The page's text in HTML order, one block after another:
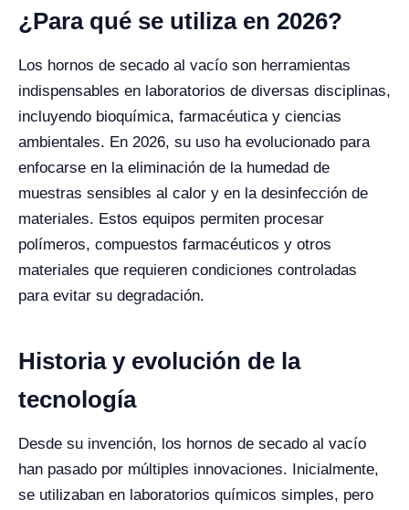
¿Para qué se utiliza en 2026?
Los hornos de secado al vacío son herramientas
indispensables en laboratorios de diversas disciplinas,
incluyendo bioquímica, farmacéutica y ciencias
ambientales. En 2026, su uso ha evolucionado para
enfocarse en la eliminación de la humedad de
muestras sensibles al calor y en la desinfección de
materiales. Estos equipos permiten procesar
polímeros, compuestos farmacéuticos y otros
materiales que requieren condiciones controladas
para evitar su degradación.
Historia y evolución de la
tecnología
Desde su invención, los hornos de secado al vacío
han pasado por múltiples innovaciones. Inicialmente,
se utilizaban en laboratorios químicos simples, pero